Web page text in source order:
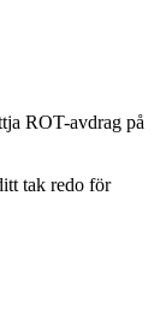
ROT-avdrag på
tak redo för